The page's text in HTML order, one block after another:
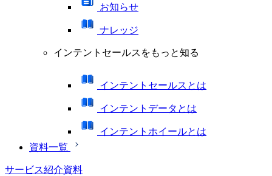
お知らせ
ナレッジ
インテントセールスをもっと知る
インテントセールスとは
インテントデータとは
インテントホイールとは
資料一覧
サービス紹介資料